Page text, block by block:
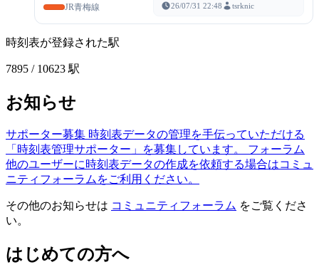
JR青梅線 26/07/31 22:48 tsrknic
時刻表が登録された駅
7895 / 10623 駅
お知らせ
サポーター募集 時刻表データの管理を手伝っていただける
「時刻表管理サポーター」を募集しています。
フォーラム
他のユーザーに時刻表データの作成を依頼する場合はコミュ
ニティフォーラムをご利用ください。
その他のお知らせは コミュニティフォーラム をご覧くださ
い。
はじめての方へ